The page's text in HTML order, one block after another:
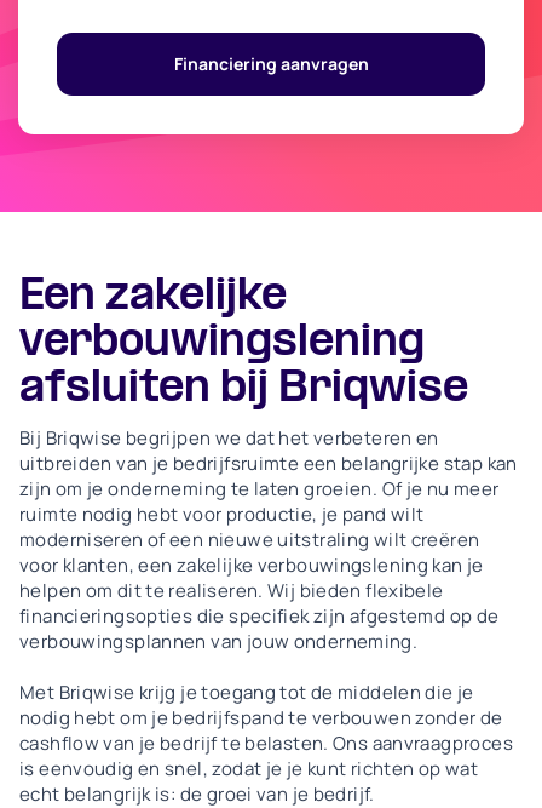
Financiering aanvragen
Een zakelijke
verbouwingslening
afsluiten bij Briqwise
Bij Briqwise begrijpen we dat het verbeteren en
uitbreiden van je bedrijfsruimte een belangrijke stap kan
zijn om je onderneming te laten groeien. Of je nu meer
ruimte nodig hebt voor productie, je pand wilt
moderniseren of een nieuwe uitstraling wilt creëren
voor klanten, een zakelijke verbouwingslening kan je
helpen om dit te realiseren. Wij bieden flexibele
financieringsopties die specifiek zijn afgestemd op de
verbouwingsplannen van jouw onderneming.
Met Briqwise krijg je toegang tot de middelen die je
nodig hebt om je bedrijfspand te verbouwen zonder de
cashflow van je bedrijf te belasten. Ons aanvraagproces
is eenvoudig en snel, zodat je je kunt richten op wat
echt belangrijk is: de groei van je bedrijf.